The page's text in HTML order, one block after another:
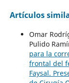
Artículos
Omar
Pulido
para la
frontal del
Faysal.